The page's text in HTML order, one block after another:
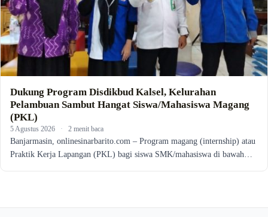
Dukung Program Disdikbud Kalsel, Kelurahan
Pelambuan Sambut Hangat Siswa/Mahasiswa Magang
(PKL)
5 Agustus 2026 · 2 menit baca
Banjarmasin, onlinesinarbarito.com – Program magang (internship) atau
Praktik Kerja Lapangan (PKL) bagi siswa SMK/mahasiswa di bawah…